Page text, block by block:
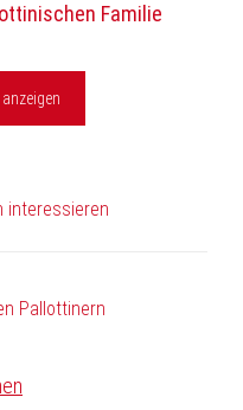
Familie
interessieren